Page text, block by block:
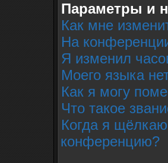
Параметры и
Как мне
На
Я изменил
Моего языка
Как я могу
Что такое
Когда я
конференцию?